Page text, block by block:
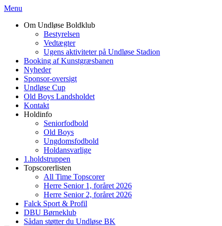
Menu
Om Undløse Boldklub
Bestyrelsen
Vedtægter
Ugens aktiviteter på Undløse Stadion
Booking af Kunstgræsbanen
Nyheder
Sponsor-oversigt
Undløse Cup
Old Boys Landsholdet
Kontakt
Holdinfo
Seniorfodbold
Old Boys
Ungdomsfodbold
Holdansvarlige
1.holdstruppen
Topscorerlisten
All Time Topscorer
Herre Senior 1, foråret 2026
Herre Senior 2, foråret 2026
Falck Sport & Profil
DBU Børneklub
Sådan støtter du Undløse BK